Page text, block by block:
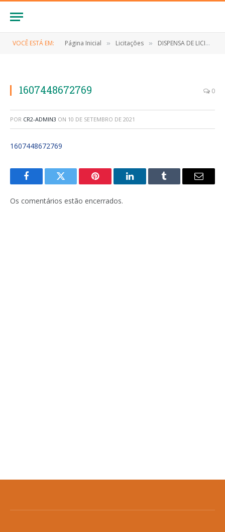
VOCÊ ESTÁ EM: Página Inicial » Licitações » DISPENSA DE LICITAÇÃO Nº 014/2019 (Contratação de empresa especialização para o fornecimento de cilindro de oxigênio e seu kit de montagem para hospital do município de Anapurus)
1607448672769 0
POR CR2-ADMIN3 ON 10 DE SETEMBRO DE 2021
1607448672769
FacebookTwitter Pinterest LinkedInTumblr
E-
Os comentários estão encerrados.